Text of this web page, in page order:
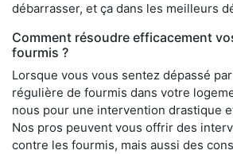
débarrasser, et ça dans les meilleurs
Comment résoudre efficacement
fourmis ?
Lorsque vous vous sentez dépassé
régulière de fourmis dans votre
nous pour une intervention drastique
Nos pros peuvent vous offrir des
contre les fourmis, mais aussi des